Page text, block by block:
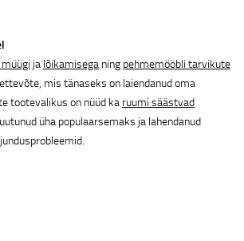
ja lõikamisega ning pehmemööbli tarvikute
mis tänaseks on laiendanud oma
tootevalikus on nüüd ka ruumi säästvad
üha populaarsemaks ja lahendanud